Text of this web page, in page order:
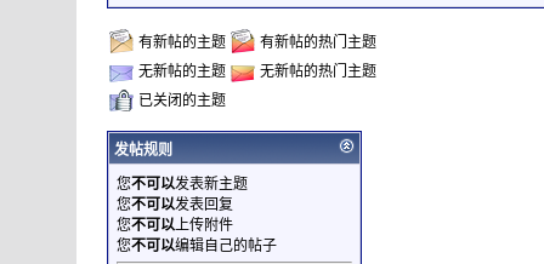
有新帖的主题
有新帖的热门主题
无新帖的主题
无新帖的热门主题
已关闭的主题
发帖规则
您不可以发表新主题
您不可以发表回复
您不可以上传附件
您不可以编辑自己的帖子